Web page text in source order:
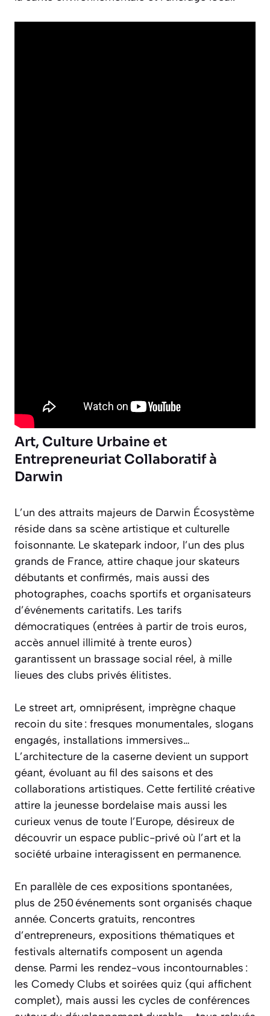
Art, Culture Urbaine et
Entrepreneuriat Collaboratif à
Darwin
L’un des attraits majeurs de Darwin Écosystème
réside dans sa scène artistique et culturelle
foisonnante. Le skatepark indoor, l’un des plus
grands de France, attire chaque jour skateurs
débutants et confirmés, mais aussi des
photographes, coachs sportifs et organisateurs
d’événements caritatifs. Les tarifs
démocratiques (entrées à partir de trois euros,
accès annuel illimité à trente euros)
garantissent un brassage social réel, à mille
lieues des clubs privés élitistes.
Le street art, omniprésent, imprègne chaque
recoin du site : fresques monumentales, slogans
engagés, installations immersives…
L’architecture de la caserne devient un support
géant, évoluant au fil des saisons et des
collaborations artistiques. Cette fertilité créative
attire la jeunesse bordelaise mais aussi les
curieux venus de toute l’Europe, désireux de
découvrir un espace public-privé où l’art et la
société urbaine interagissent en permanence.
En parallèle de ces expositions spontanées,
plus de 250 événements sont organisés chaque
année. Concerts gratuits, rencontres
d’entrepreneurs, expositions thématiques et
festivals alternatifs composent un agenda
dense. Parmi les rendez-vous incontournables :
les Comedy Clubs et soirées quiz (qui affichent
complet), mais aussi les cycles de conférences